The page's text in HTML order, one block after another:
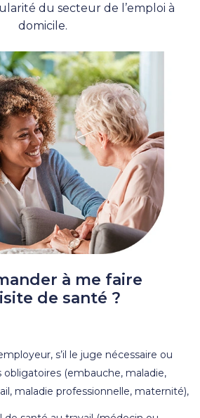
du secteur de l’emploi à
domicile.
à me faire
de santé ?
s’il le juge nécessaire ou
obligatoires (embauche, maladie,
maladie professionnelle, maternité),